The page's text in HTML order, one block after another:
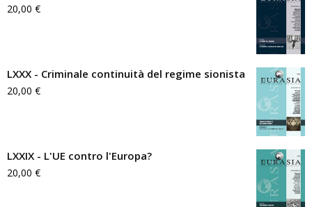
20,00 €
LXXX - Criminale continuità del regime sionista
20,00 €
LXXIX - L'UE contro l'Europa?
20,00 €